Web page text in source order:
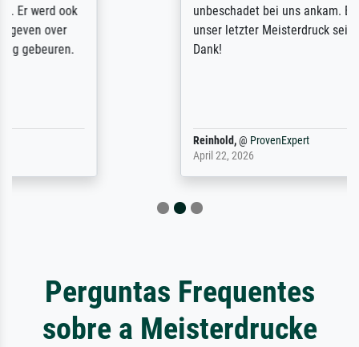
unbeschadet bei uns ankam. Es wird nicht
unser letzter Meisterdruck sein. Vielen
Dank!
Perguntas Frequentes
sobre a Meisterdrucke